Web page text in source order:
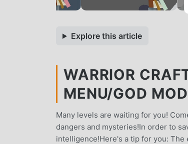
Explore this article
WARRIOR
MENU/GOD
Many levels are waiting for you!
dangers and mysteries!In order to
intelligence!Here's a tip for you: